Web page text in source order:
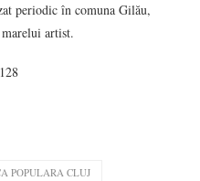
periodic în comuna Gilău,
artist.
POPULARA CLUJ